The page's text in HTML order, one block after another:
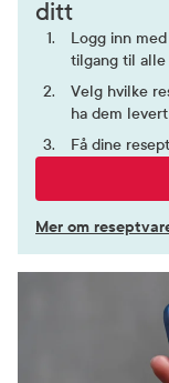
ditt
Logg inn
tilgang til
Velg hvilke
ha dem levert
Få dine
Mer om